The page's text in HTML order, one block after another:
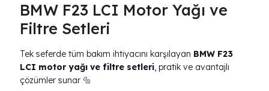
BMW F23 LCI Motor Yağı ve
Filtre Setleri
Tek seferde tüm bakım ihtiyacını karşılayan BMW F23
LCI motor yağı ve filtre setleri, pratik ve avantajlı
çözümler sunar 🔩